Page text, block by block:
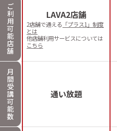
ご
利
用
可
能
店
舗
LAVA2店舗
2店舗で通える 「プラス1」制度
とは
他店舗利用サービスについては
こちら
月
間
受
講
可
能
数
通い放題